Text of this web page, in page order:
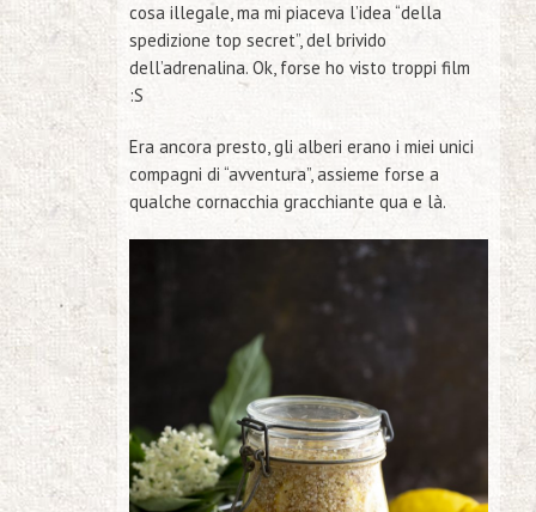
cosa illegale, ma mi piaceva l’idea “della
spedizione top secret”, del brivido
dell’adrenalina. Ok, forse ho visto troppi film
:S
Era ancora presto, gli alberi erano i miei unici
compagni di “avventura”, assieme forse a
qualche cornacchia gracchiante qua e là.